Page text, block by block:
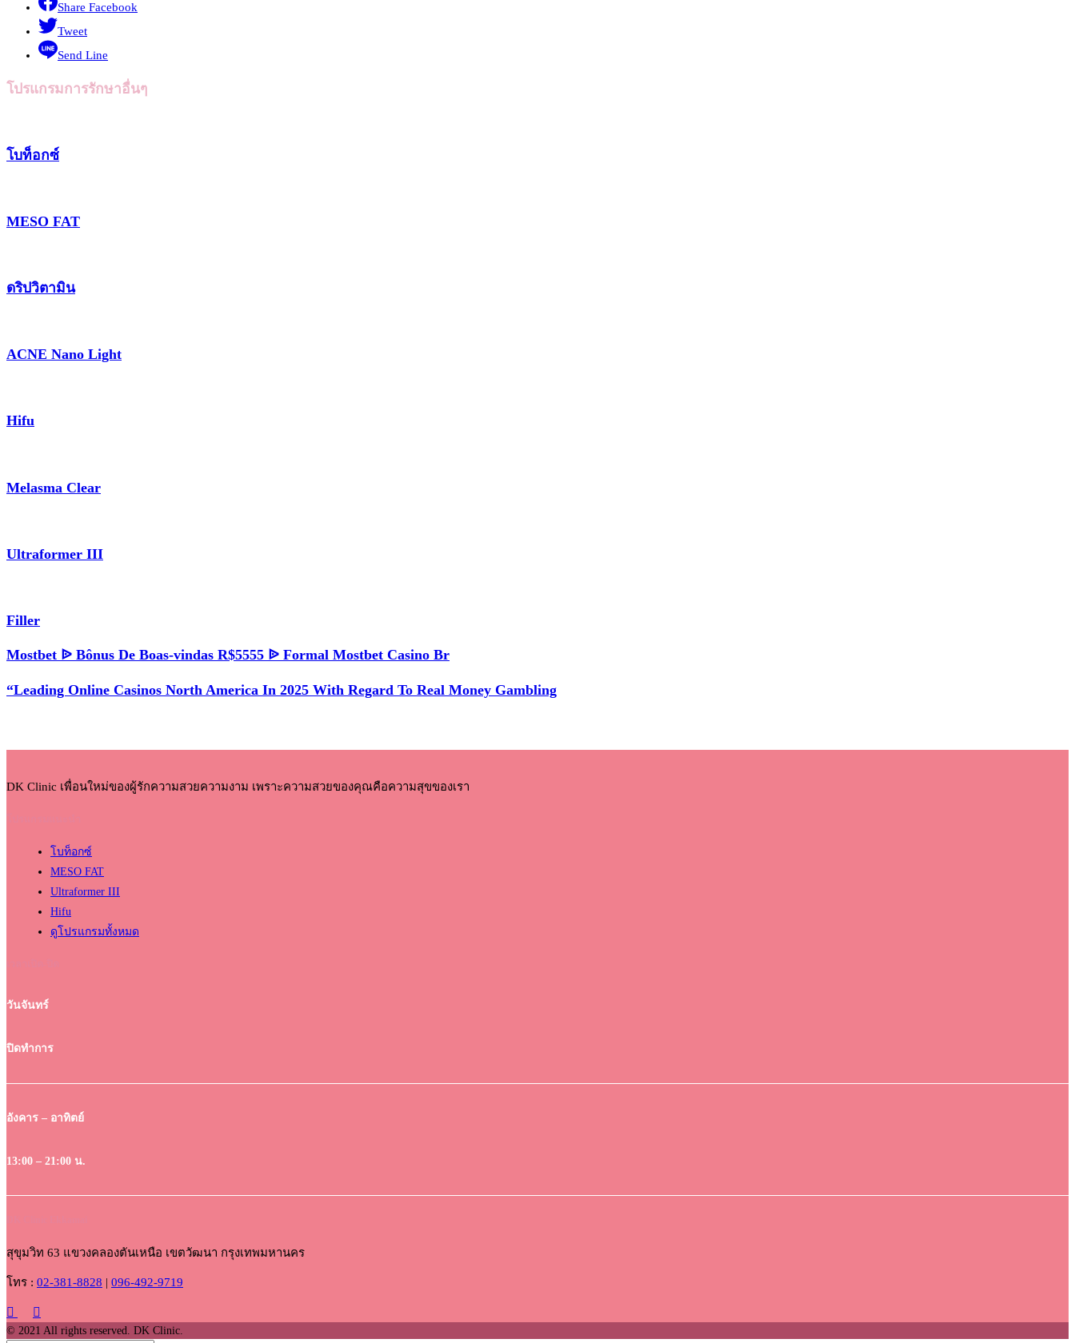
Share Facebook
Tweet
Send Line
โปรแกรมการรักษาอื่นๆ
โบท็อกซ์
MESO FAT
ดริปวิตามิน
ACNE Nano Light
Hifu
Melasma Clear
Ultraformer III
Filler
Mostbet ᐉ Bônus De Boas-vindas R$5555 ᐉ Formal Mostbet Casino Br
“Leading Online Casinos North America In 2025 With Regard To Real Money Gambling
DK Clinic เพื่อนใหม่ของผู้รักความสวยความงาม เพราะความสวยของคุณคือความสุขของเรา
โบท็อกซ์
MESO FAT
Ultraformer III
Hifu
ดูโปรแกรมทั้งหมด
วันจันทร์
ปิดทำการ
อังคาร – อาทิตย์
13:00 – 21:00 น.
สุขุมวิท 63 แขวงคลองตันเหนือ เขตวัฒนา กรุงเทพมหานคร
โทร : 02-381-8828 | 096-492-9719
© 2021 All rights reserved. DK Clinic.